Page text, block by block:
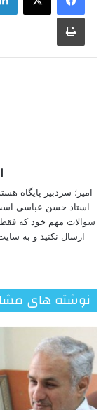
چاپ
امیر؛ سردبیر پایگاه
استاد حسن عباسی
سوالات مهم خود که
ارسال نکنید و به
نوشته های